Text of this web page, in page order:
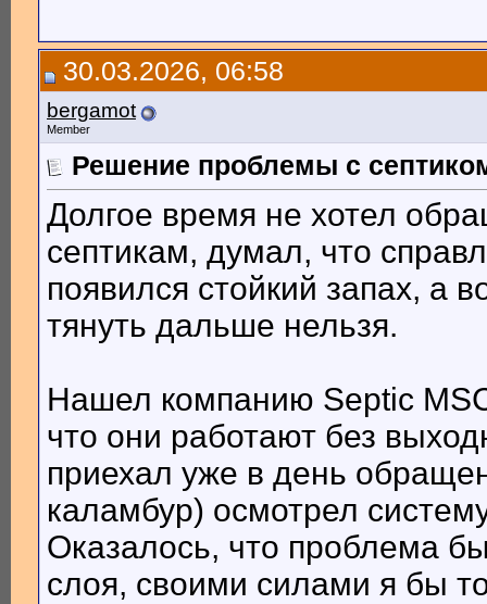
30.03.2026, 06:58
bergamot
Member
Решение проблемы с
Долгое время не хотел
септикам, думал, что
появился стойкий запах, а
тянуть дальше нельзя.
Нашел компанию Septic
что они работают без
приехал уже в день
каламбур) осмотрел
Оказалось, что проблема
слоя, своими силами я бы